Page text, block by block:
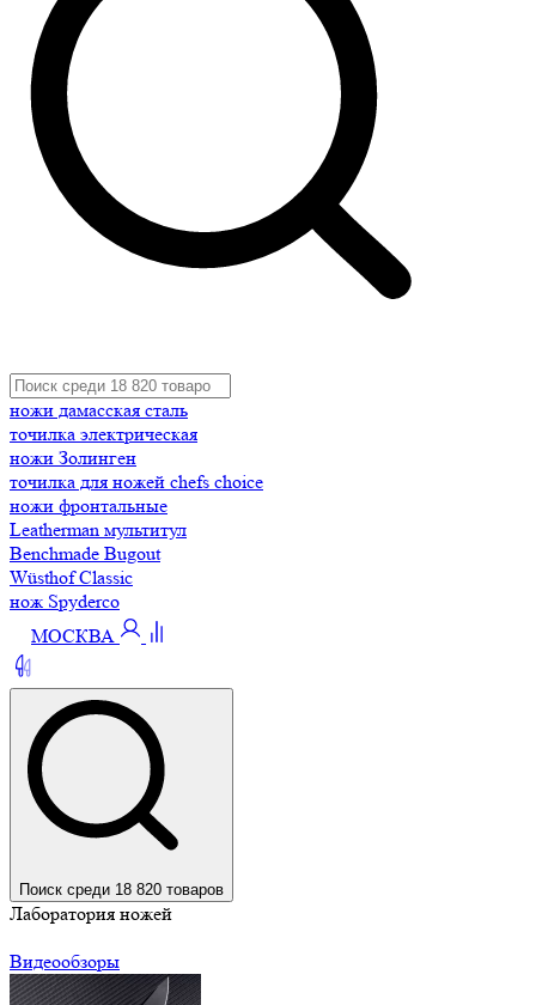
ножи дамасская сталь
точилка электрическая
ножи Золинген
точилка для ножей chefs choice
ножи фронтальные
Leatherman мультитул
Benchmade Bugout
Wüsthof Classic
нож Spyderco
МОСКВА
Поиск среди 18 820 товаров
Лаборатория ножей
Видеообзоры